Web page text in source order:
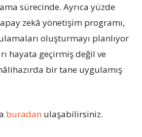
sürecinde. Ayrıca yüzde
zekâ yönetişim programı,
oluşturmayı planlıyor
hayata geçirmiş değil ve
bir tane uygulamış
buradan ulaşabilirsiniz.